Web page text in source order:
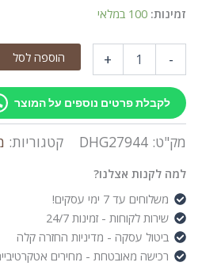
זמינות: 100 במלאי
-
65”
SMART
TV
4K
+ הוספה לסל
לקבלת פרטים נוספים על המוצר
מק"ט: DHG27944 קטגוריות:
למה לקנות אצלנו?
משלוחים עד 7 ימי עסקים!
שירות לקוחות - זמינות 24/7
ביטול עסקה - מדיניות החזרה קלה
רכישה מאובטחת - מחירים